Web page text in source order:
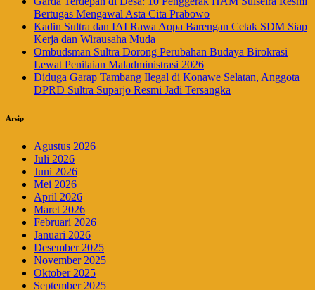
Bertugas Mengawal Asta Cita Prabowo
Kadin Sultra dan IAI Rawa Aopa Barengan Cetak SDM Siap
Kerja dan Wirausaha Muda
Ombudsman Sultra Dorong Perubahan Budaya Birokrasi
Lewat Penilaian Maladministrasi 2026
Diduga Garap Tambang Ilegal di Konawe Selatan, Anggota
DPRD Sultra Suparjo Resmi Jadi Tersangka
Arsip
Agustus 2026
Juli 2026
Juni 2026
Mei 2026
April 2026
Maret 2026
Februari 2026
Januari 2026
Desember 2025
November 2025
Oktober 2025
September 2025